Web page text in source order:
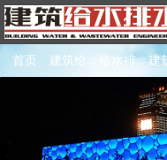
首页 建筑给水排水杂志 给水排水研究分会